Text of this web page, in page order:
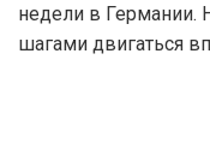
недели в Германии.
шагами двигаться